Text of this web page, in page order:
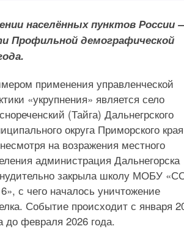
населённых пунктов России
Профильной демографической
применения управленческой
«укрупнения» является село
(Тайга) Дальнегрского
округа Приморского
на возражения местного
администрация Дальнегорска
закрыла школу МОБУ
с чего началось уничтожение
Событие происходит с января
до февраля 2026 года.